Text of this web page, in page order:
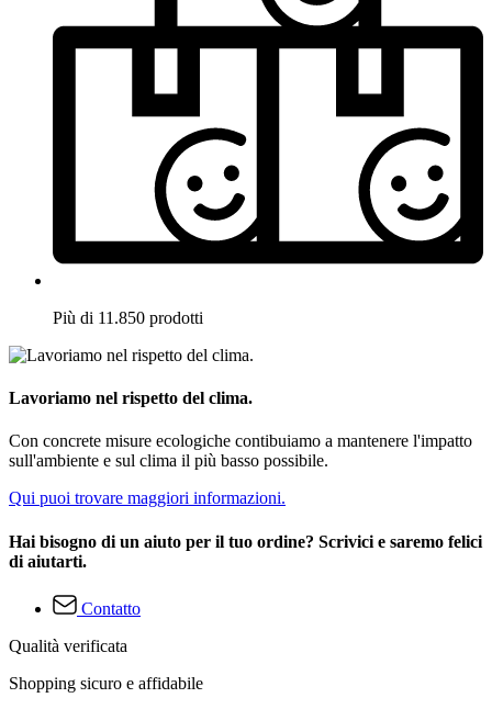
Più di 11.850 prodotti
Lavoriamo nel rispetto del clima.
Con concrete misure ecologiche contibuiamo a mantenere l'impatto
sull'ambiente e sul clima il più basso possibile.
Qui puoi trovare maggiori informazioni.
Hai bisogno di un aiuto per il tuo ordine? Scrivici e saremo felici
di aiutarti.
Contatto
Qualità verificata
Shopping sicuro e affidabile